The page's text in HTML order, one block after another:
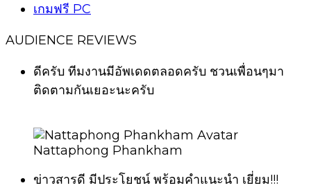
เกมฟรี PC
AUDIENCE REVIEWS
ดีครับ ทีมงานมีอัพเดดตลอดครับ ชวนเพื่อนๆมา
ติดตามกันเยอะนะครับ
Nattaphong Phankham
ข่าวสารดี มีประโยชน์ พร้อมคำแนะนำ เยี่ยม!!!